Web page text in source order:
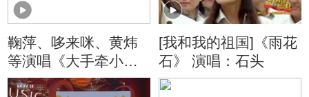
鞠萍、哆来咪、黄炜
等演唱《大手牵小
手》主题曲
[我和我的祖国]《雨花
石》 演唱：石头